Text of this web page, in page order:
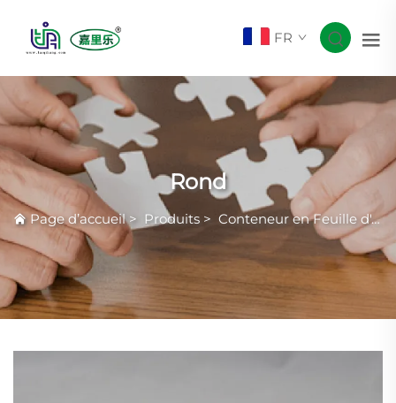
FR
Rond
Page d’accueil> Produits > Conteneur en Feuille d'Aluminium Courante avec Rides